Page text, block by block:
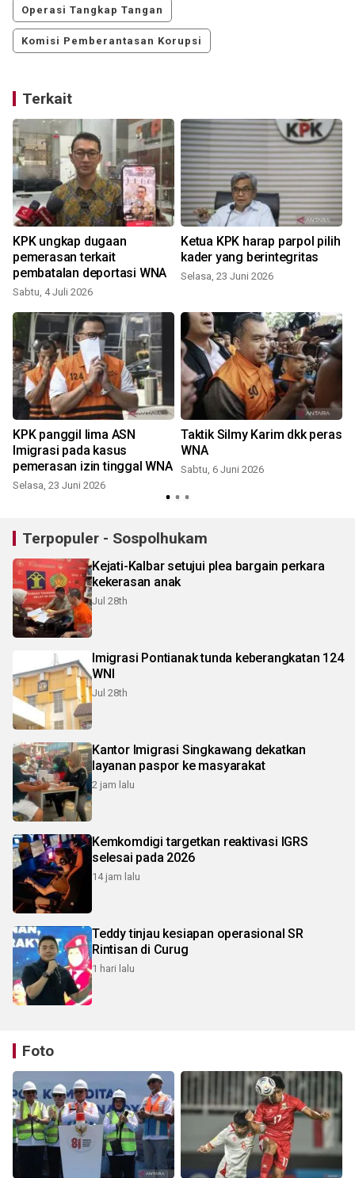
Operasi Tangkap Tangan
Komisi Pemberantasan Korupsi
Terkait
KPK ungkap dugaan
pemerasan terkait
pembatalan deportasi WNA
Sabtu, 4 Juli 2026
Ketua KPK harap parpol pilih
kader yang berintegritas
Selasa, 23 Juni 2026
KPK panggil lima ASN
Imigrasi pada kasus
pemerasan izin tinggal WNA
Selasa, 23 Juni 2026
Taktik Silmy Karim dkk peras
WNA
Sabtu, 6 Juni 2026
Terpopuler - Sospolhukam
Kejati-Kalbar setujui plea bargain perkara
kekerasan anak
Jul 28th
Imigrasi Pontianak tunda keberangkatan 124
WNI
Jul 28th
Kantor Imigrasi Singkawang dekatkan
layanan paspor ke masyarakat
2 jam lalu
Kemkomdigi targetkan reaktivasi IGRS
selesai pada 2026
14 jam lalu
Teddy tinjau kesiapan operasional SR
Rintisan di Curug
1 hari lalu
Foto